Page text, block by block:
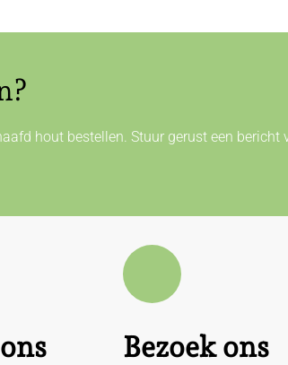
hout bestellen. Stuur gerust een bericht
Bezoek ons